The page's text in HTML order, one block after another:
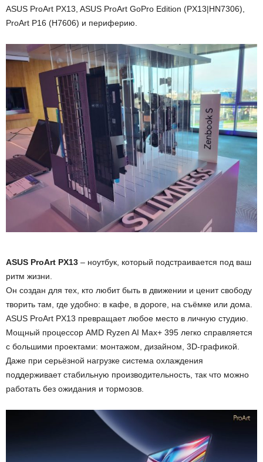
ASUS ProArt PX13, ASUS ProArt GoPro Edition (PX13|HN7306),
ProArt P16 (H7606) и периферию.
ASUS ProArt PX13 – ноутбук, который подстраивается под ваш
ритм жизни.
Он создан для тех, кто любит быть в движении и ценит свободу
творить там, где удобно: в кафе, в дороге, на съёмке или дома.
ASUS ProArt PX13 превращает любое место в личную студию.
Мощный процессор AMD Ryzen AI Max+ 395 легко справляется
с большими проектами: монтажом, дизайном, 3D-графикой.
Даже при серьёзной нагрузке система охлаждения
поддерживает стабильную производительность, так что можно
работать без ожидания и тормозов.